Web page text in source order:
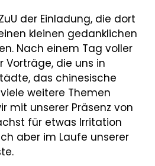
der Einladung, die dort
kleinen gedanklichen
Nach einem Tag voller
die uns in
das chinesische
weitere Themen
mit unserer Präsenz von
für etwas Irritation
aber im Laufe unserer